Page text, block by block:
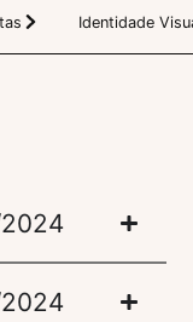
Identidade